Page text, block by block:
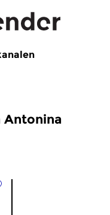
Antonina